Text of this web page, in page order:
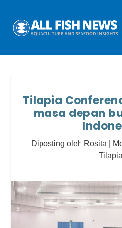
Tilapia
masa depan
Diposting oleh Rosita
Tilapia